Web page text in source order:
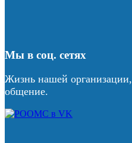
Мы в соц. сетях
Жизнь нашей
общение.